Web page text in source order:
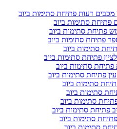
פתיחת סתימות ביוב
ביוב
ביוב
סתימות ביוב
ביוב
סתימות ביוב
ביוב
סתימות ביוב
ביוב
ביוב
ביוב
ביוב
ביוב
ביוב